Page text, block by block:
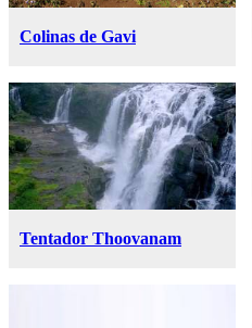
Colinas de Gavi
Tentador Thoovanam